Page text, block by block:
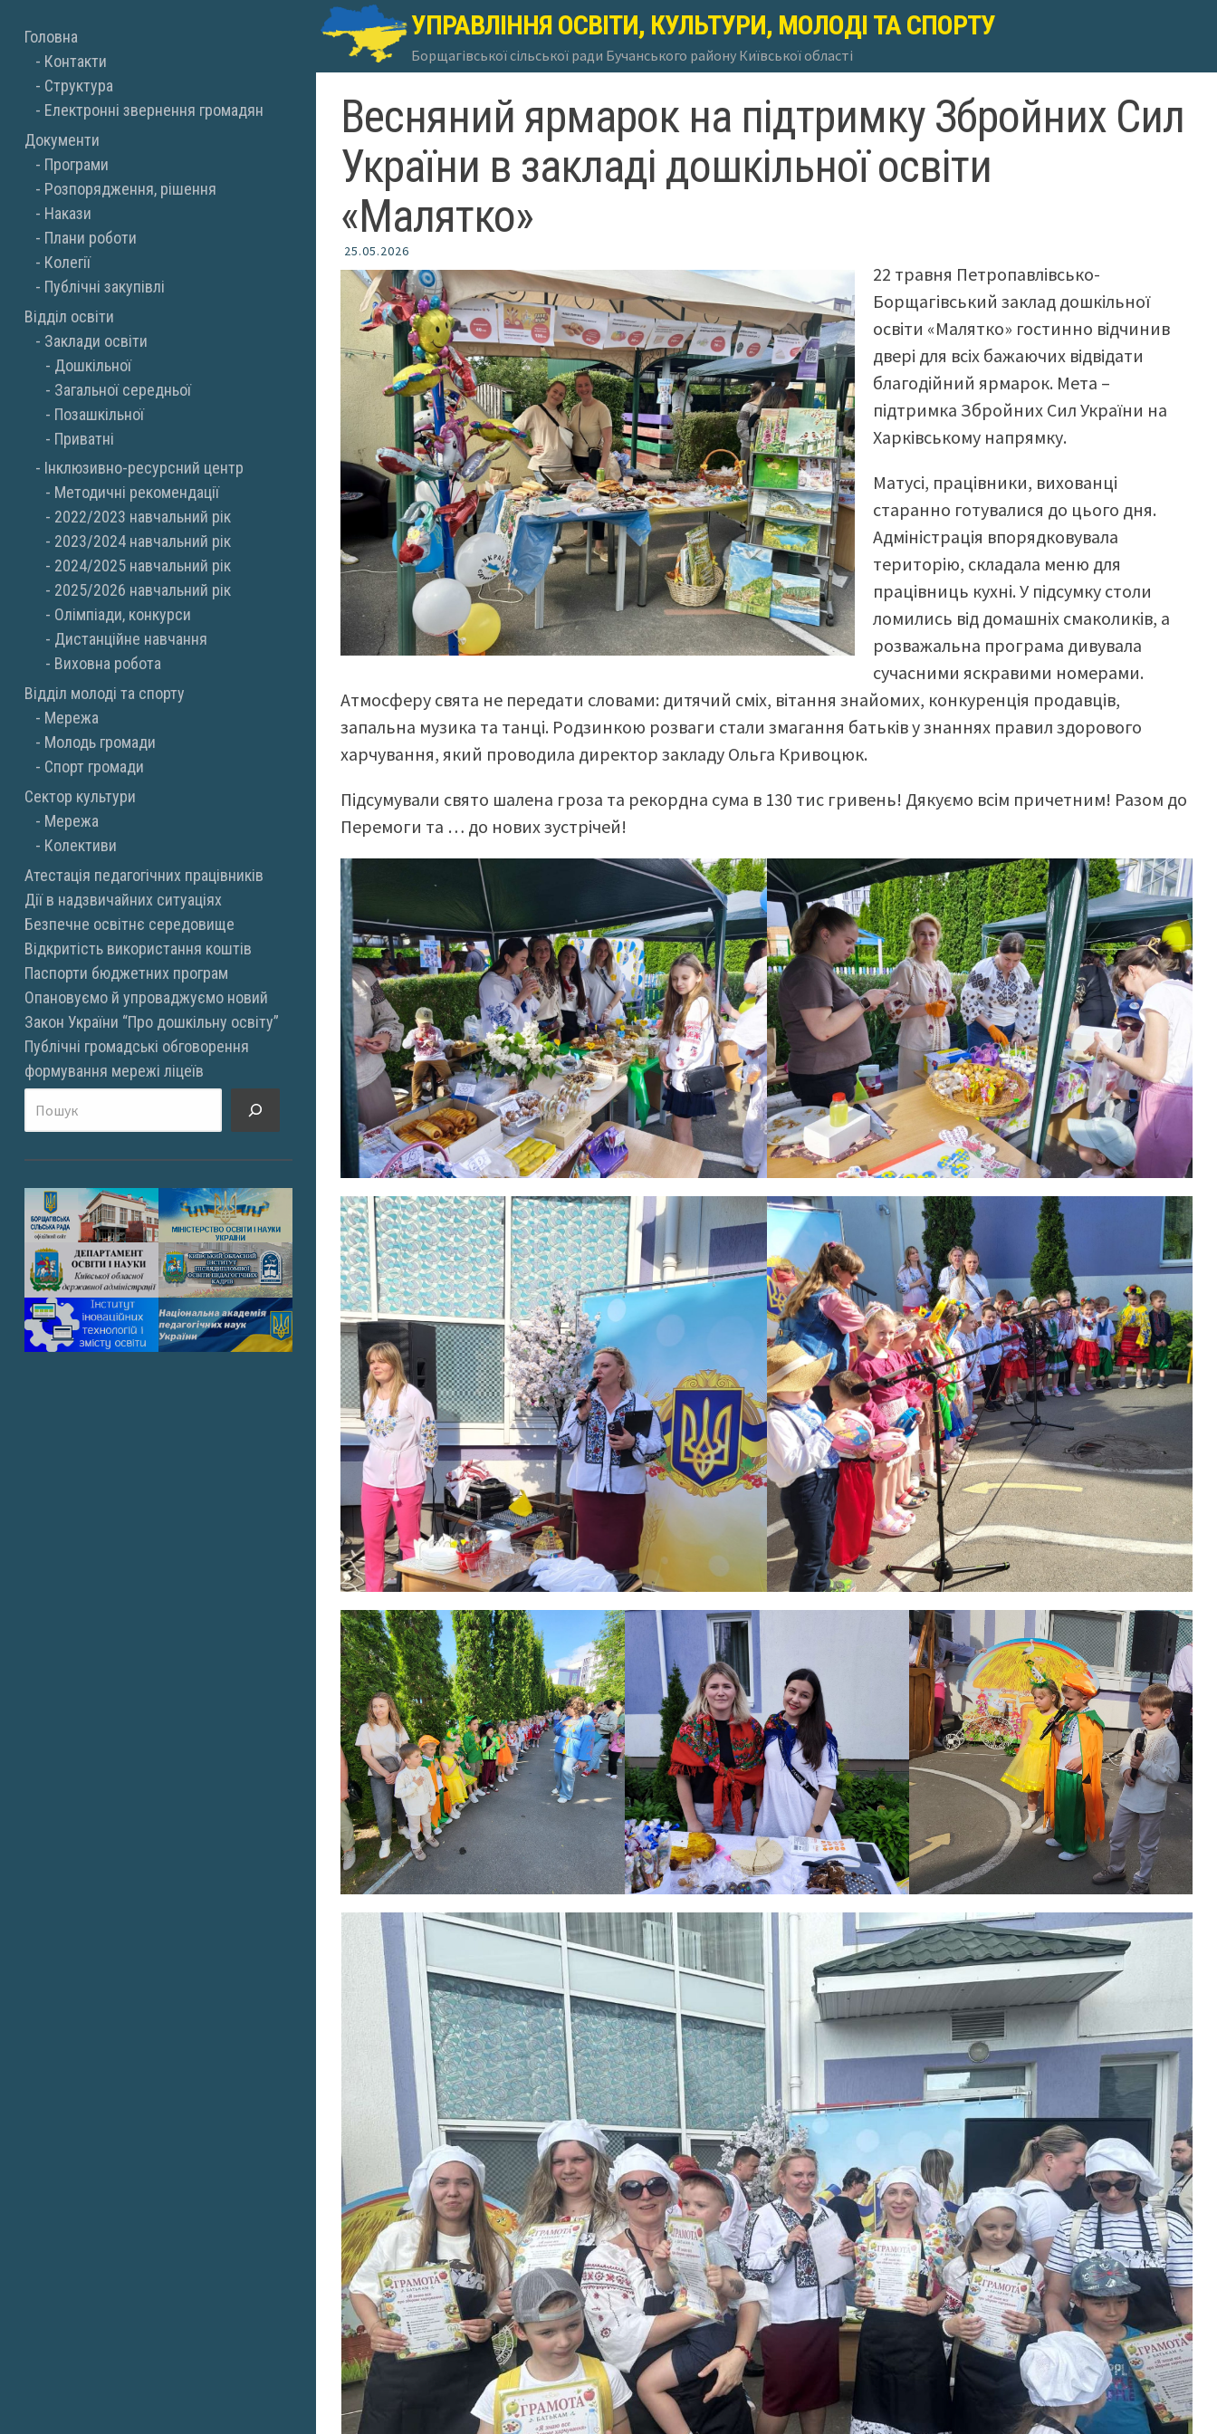
content
Головна
Контакти
Структура
Електронні звернення громадян
Документи
Програми
Розпорядження, рішення
Накази
Плани роботи
Колегії
Публічні закупівлі
Відділ освіти
Заклади освіти
Дошкільної
Загальної середньої
Позашкільної
Приватні
Інклюзивно-ресурсний центр
Методичні рекомендації
2022/2023 навчальний рік
2023/2024 навчальний рік
2024/2025 навчальний рік
2025/2026 навчальний рік
Олімпіади, конкурси
Дистанційне навчання
Виховна робота
Відділ молоді та спорту
Мережа
Молодь громади
Спорт громади
Сектор культури
Мережа
Колективи
Атестація педагогічних працівників
Дії в надзвичайних ситуаціях
Безпечне освітнє середовище
Відкритість використання коштів
Паспорти бюджетних програм
Опановуємо й упроваджуємо новий
Закон України “Про дошкільну освіту”
Публічні громадські обговорення
формування мережі ліцеїв
УПРАВЛІННЯ ОСВІТИ, КУЛЬТУРИ, МОЛОДІ ТА СПОРТУ
Борщагівської сільської ради Бучанського району Київської області
Весняний ярмарок на підтримку Збройних Сил
України в закладі дошкільної освіти
«Малятко»
25.05.2026
22 травня Петропавлівсько-
Борщагівський заклад дошкільної
освіти «Малятко» гостинно відчинив
двері для всіх бажаючих відвідати
благодійний ярмарок. Мета –
підтримка Збройних Сил України на
Харківському напрямку.
Матусі, працівники, вихованці
старанно готувалися до цього дня.
Адміністрація впорядковувала
територію, складала меню для
працівниць кухні. У підсумку столи
ломились від домашніх смаколиків, а
розважальна програма дивувала
сучасними яскравими номерами.
Атмосферу свята не передати словами: дитячий сміх, вітання знайомих, конкуренція продавців,
запальна музика та танці. Родзинкою розваги стали змагання батьків у знаннях правил здорового
харчування, який проводила директор закладу Ольга Кривоцюк.
Підсумували свято шалена гроза та рекордна сума в 130 тис гривень! Дякуємо всім причетним! Разом до
Перемоги та … до нових зустрічей!